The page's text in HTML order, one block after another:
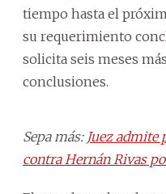
tiempo hasta el
su requerimiento
solicita seis meses
conclusiones.
Sepa más: Juez admite
contra Hernán Rivas